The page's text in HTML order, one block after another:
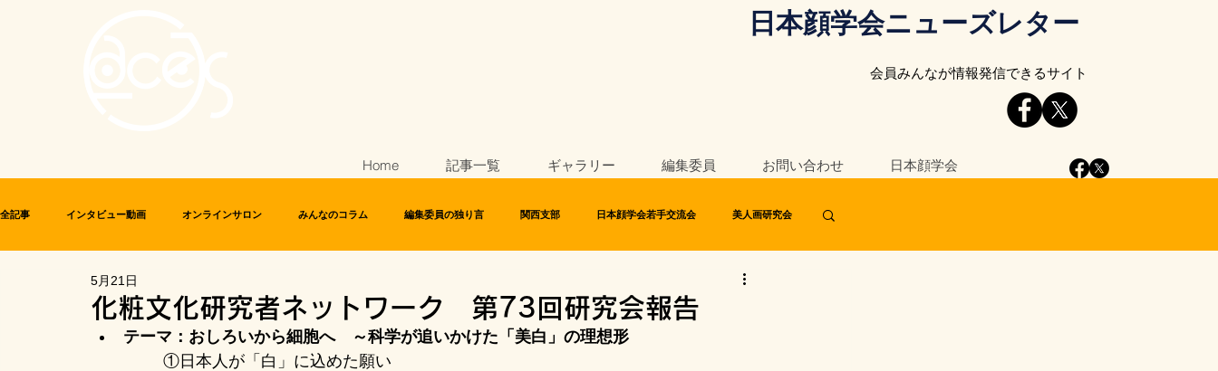
日本顔学会ニューズレター
会員みんなが情報発信できるサイト
Home 記事一覧 ギャラリー 編集委員 お問い合わせ 日本顔学会
全記事 インタビュー動画 オンラインサロン みんなのコラム 編集委員の独り言 関西支部 日本顔学会若手交流会 美人画研究会
化粧文化研究者ネットワーク
化粧文化研究者ネットワーク 第73回研究会報告
5月21日
テーマ：おしろいから細胞へ　～科学が追いかけた「美白」の理想形
①日本人が「白」に込めた願い